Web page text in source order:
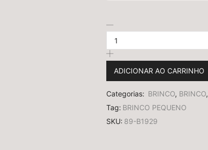
ADICIONAR AO CARRINHO
Categorias: BRINCO, BRINCO,
Tag: BRINCO PEQUENO
SKU: 89-B1929